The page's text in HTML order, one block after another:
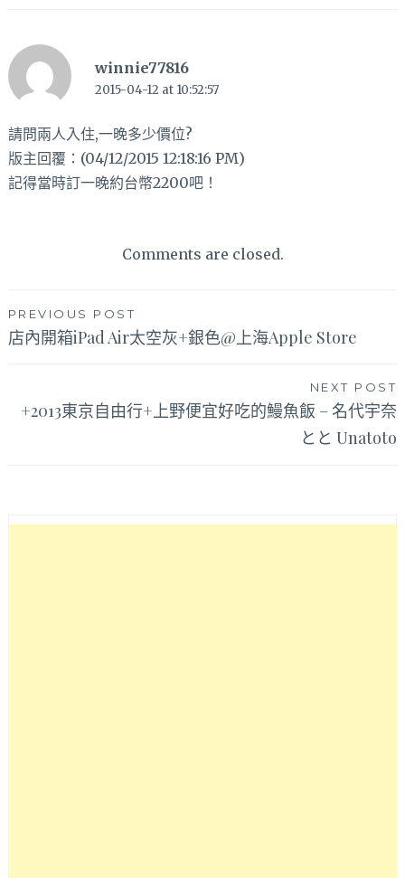
winnie77816
2015-04-12 at 10:52:57
請問兩人入住,一晚多少價位?
版主回覆：(04/12/2015 12:18:16 PM)
記得當時訂一晚約台幣2200吧！
Comments are closed.
文
章
覽
PREVIOUS POST
店內開箱iPad Air太空灰+銀色@上海Apple Store
NEXT POST
+2013東京自由行+上野便宜好吃的鰻魚飯 – 名代宇奈
とと Unatoto